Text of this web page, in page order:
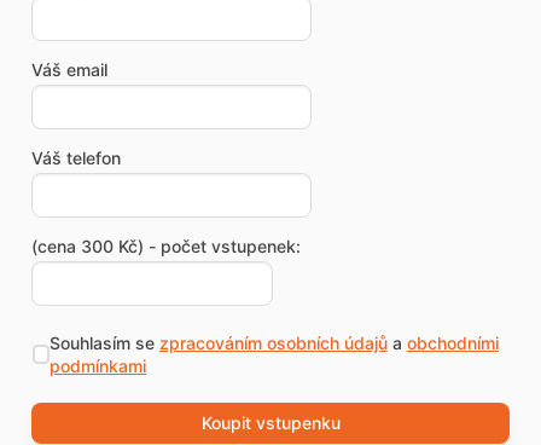
Váš email
Váš telefon
(cena 300 Kč) - počet vstupenek:
Souhlasím se zpracováním osobních údajůa obchodními
podmínkami
Koupit vstupenku